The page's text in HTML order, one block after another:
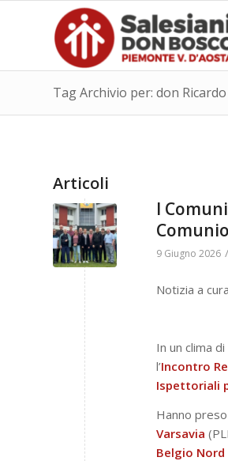
Tag Archivio per: don
Articoli
I
9 Giugno 2026 /
Notizia a
In un clima
l’Incontro
Ispettoriali
Hanno
Varsavia
Belgio Nord